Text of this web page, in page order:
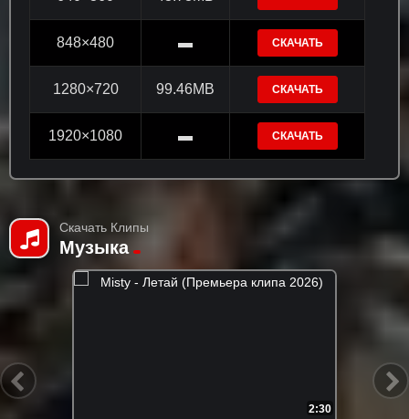
848×480 ▬ СКАЧАТЬ
1280×720 99.46MB СКАЧАТЬ
1920×1080 ▬ СКАЧАТЬ
Скачать Клипы
Музыка
2:30